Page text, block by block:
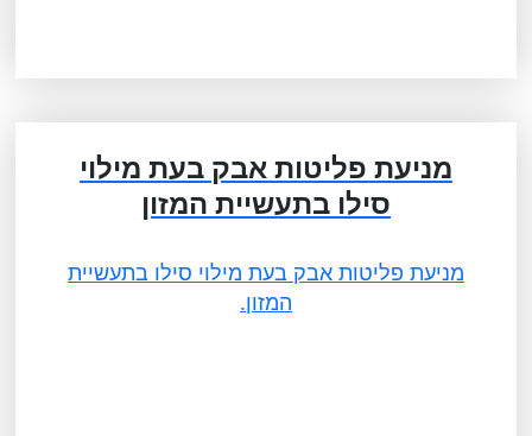
מניעת פליטות אבק בעת מילוי
סילו בתעשיית המזון
מניעת פליטות אבק בעת מילוי סילו בתעשיית
המזון.